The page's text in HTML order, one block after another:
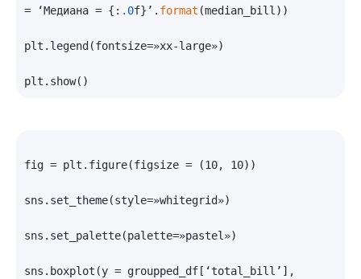
= ‘Медиана = {: .0f}’. format (median_bill))
plt.legend(fontsize=»xx-large»)
fig = plt.figure(figsize = (10, 10))
sns.set_theme(style=»whitegrid»)
sns.set_palette(palette=»pastel»)
sns.boxplot(y = groupped_df[‘total_bill’],